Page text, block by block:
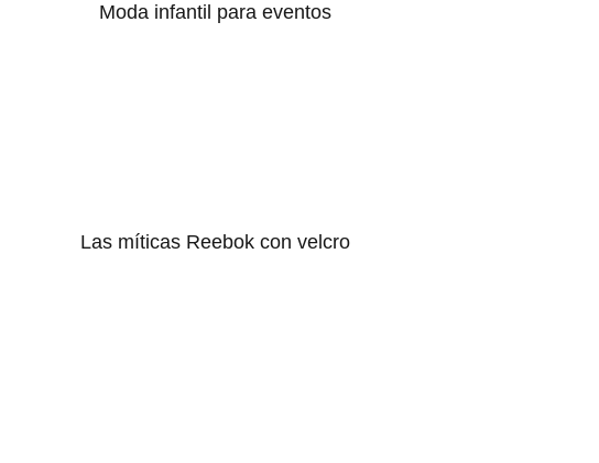
Moda infantil para eventos
Las míticas Reebok con velcro